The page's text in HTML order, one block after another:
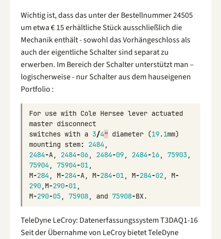
Wichtig ist, dass das unter der Bestellnummer 24505
um etwa € 15 erhältliche Stück ausschließlich die
Mechanik enthält - sowohl das Vorhängeschloss als
auch der eigentliche Schalter sind separat zu
erwerben. Im Bereich der Schalter unterstützt man –
logischerweise - nur Schalter aus dem hauseigenen
Portfolio :
For use with Cole Hersee lever actuated
master disconnect
switches with a 3/4” diameter (19.1mm)
mounting stem: 2484 ,
2484-A, 2484-06, 2484-09, 2484-16, 75903,
75904 , 75904-01,
M-284 , M-284-A, M-284-01, M-284-02, M-
290, M-290-01,
M-290-05, 75908, and 75908-BX.
TeleDyne LeCroy: Datenerfassungssystem T3DAQ1-16
Seit der Übernahme von LeCroy bietet TeleDyne